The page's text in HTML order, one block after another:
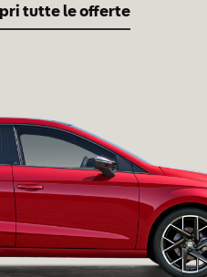
tutte le offerte